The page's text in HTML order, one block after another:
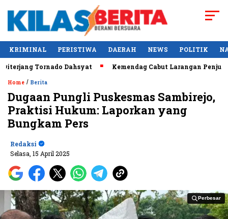
KRIMINAL PERISTIWA DAERAH NEWS POLITIK
Tornado Dahsyat Kemendag Cabut Larangan Penjualan
Home / Berita
Dugaan Pungli Puskesmas Sambirejo,
Praktisi Hukum: Laporkan yang
Bungkam Pers
Redaksi
Selasa, 15 April 2025
Perbesar
Perbesar